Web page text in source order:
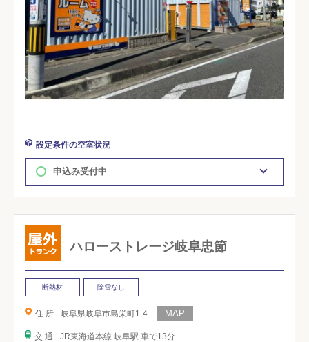
設定条件の空室状況
申込み受付中
ハローストレージ岐阜忠節
断熱材 除雪なし
住 所 岐阜県岐阜市島栄町1-4
交 通 JR東海道本線 岐阜駅 車で13分